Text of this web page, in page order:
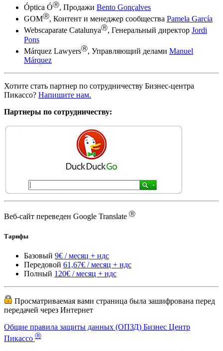
Óptica ÓⓇ, Продажи Bento Gonçalves
GOMⓇ, Контент и менеджер сообщества Pamela García
Webscaparate CatalunyaⓇ, Генеральный директор Jordi
Pons
Márquez LawyersⓇ, Управляющий делами Manuel
Márquez
Хотите стать партнер по сотрудничеству Бизнес-центра
Пикассо? Напишите нам.
Партнеры по сотрудничеству:
Веб-сайт переведен Google Translate Ⓡ
Тарифы
Базовый 9€ / месяц + ндс
Передовой 61,67€ / месяц + ндс
Полный 120€ / месяц + ндс
Просматриваемая вами страница была зашифрована перед
передачей через Интернет
Общие правила защиты данных (ОПЗД) Бизнес Центр
Пикассо Ⓡ